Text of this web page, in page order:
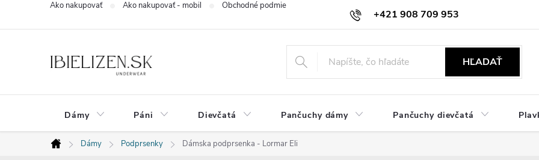
+421 908 709 953
objednavky@ibielizen.sk
Ako nakupovať Ako nakupovať - mobil Obchodné podmienky
HĽADAŤ
Dámy Páni Dievčatá Pančuchy dámy Pančuchy dievčatá
Domov
Dámy Podprsenky Dámska podprsenka - Lormar Eli